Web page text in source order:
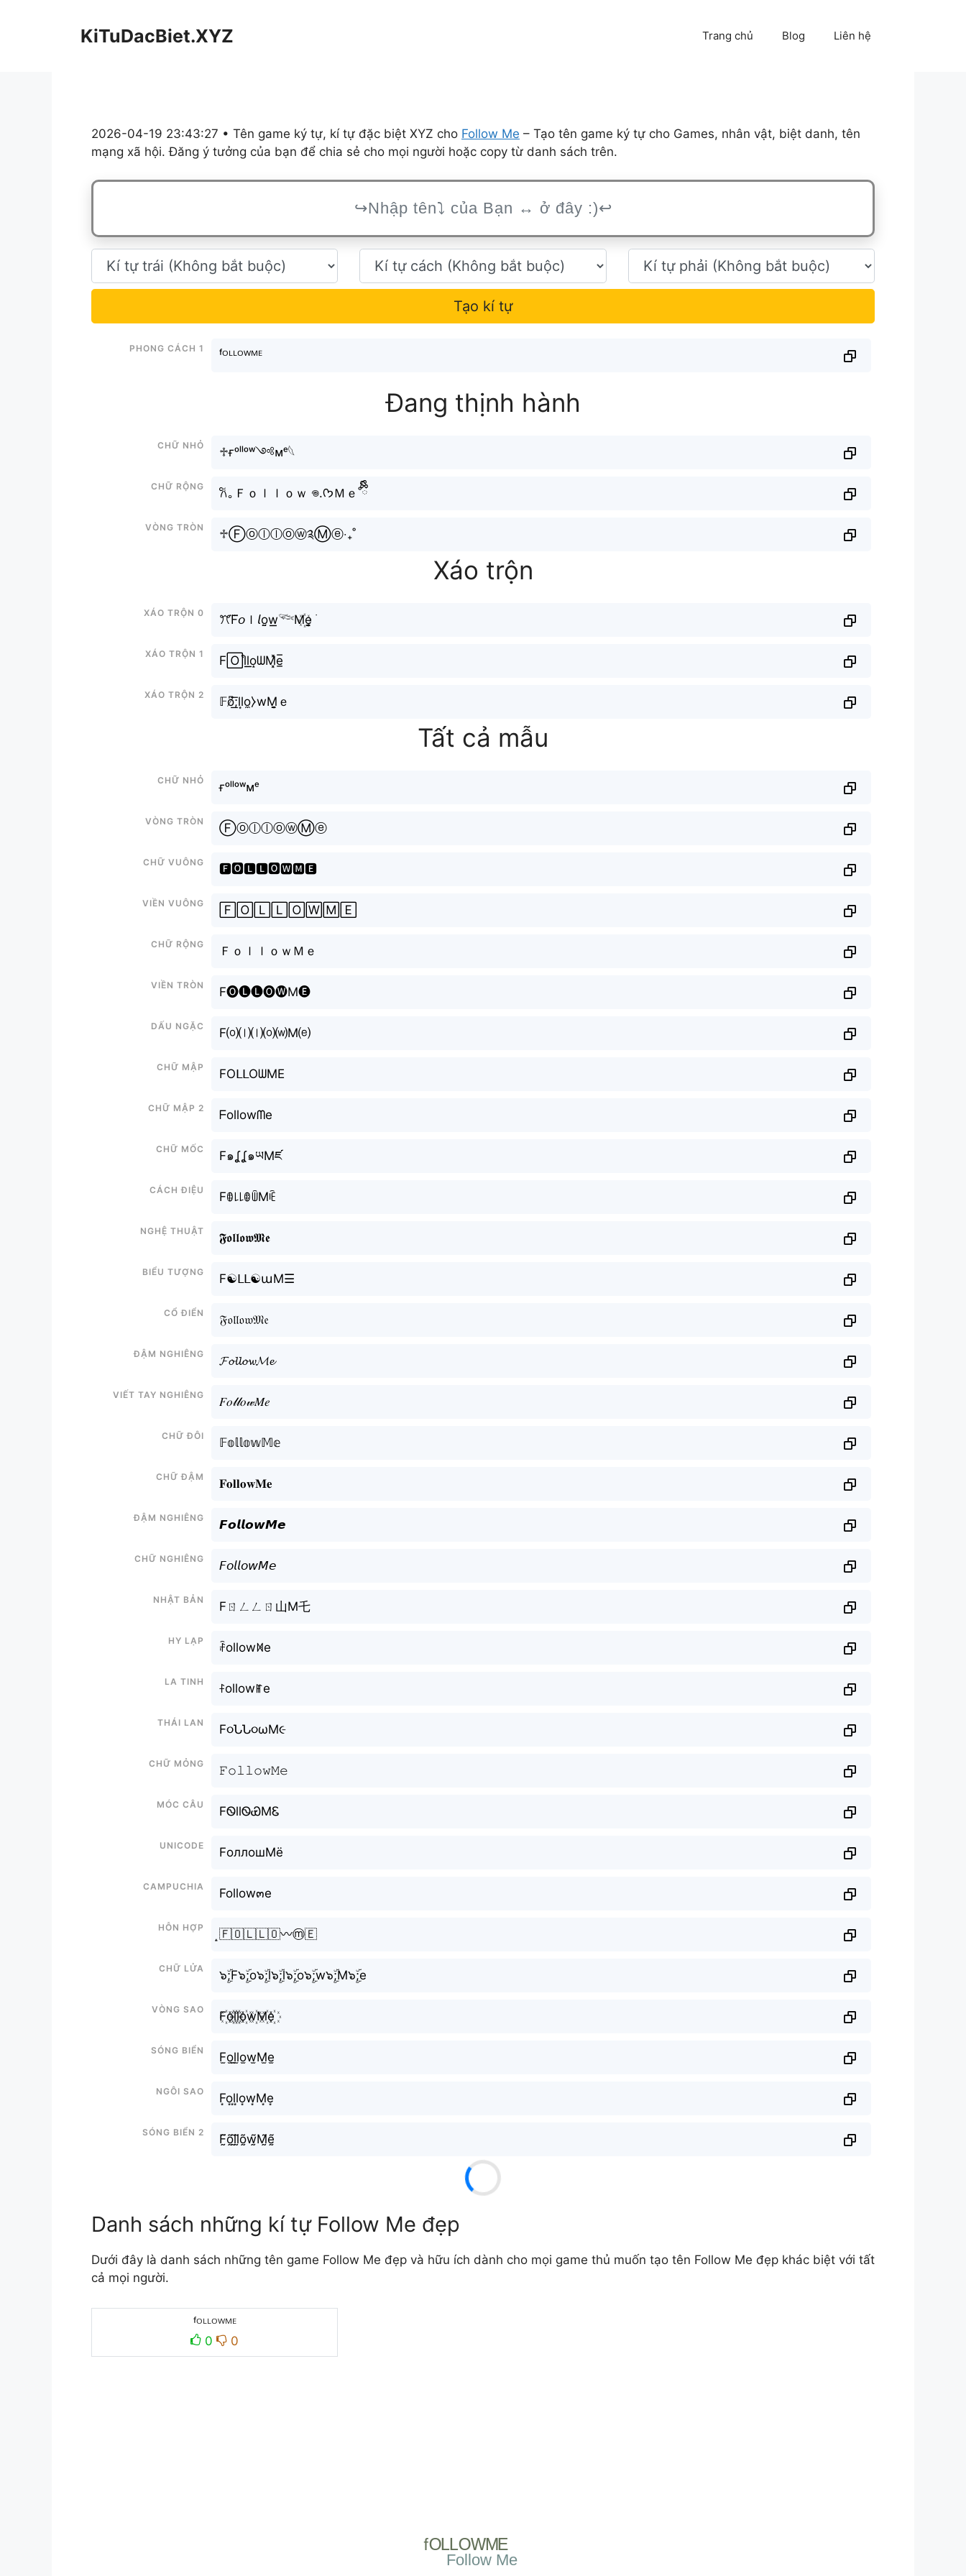
KiTuDacBiet.XYZ Trang chủ Blog Liên hệ
2026-04-19 23:43:27 • Tên game ký tự, kí tự đặc biệt XYZ cho Follow Me – Tạo tên game ký tự cho Games, nhân vật, biệt danh, tên
mạng xã hội. Đăng ý tưởng của bạn để chia sẻ cho mọi người hoặc copy từ danh sách trên.
Tạo kí tự
Phong cách 1
ᶠᴼᴸᴸᴼᵂᴹᴱ
Đang thịnh hành
Chữ nhỏ
♱ғᵒˡˡᵒʷ༺ᴍᵉ𓆩
Chữ rộng
𐙚｡Ｆｏｌｌｏｗ 𖦹.ᡣ𐭩Ｍｅ˚ྀིྀི
Vòng tròn
♱Ⓕⓞⓛⓛⓞⓦ༉Ⓜⓔ‧₊˚
Xáo trộn
Xáo trộn 0
ꔫF⃜𝘰ｌ𝘭o̤̮w͟͟𓆝M꙰e̬̤̯ ࣪
Xáo trộn 1
F🄾l͒l͟͟o̝ᗯM͓̽e̲̅
Xáo trộn 2
𝔽o̸͆͟͞;ll͙o̼⧽wM̬̤̯ｅ
Tất cả mẫu
Chữ nhỏ
ғᵒˡˡᵒʷᴍᵉ
Vòng tròn
ⒻⓞⓛⓛⓞⓦⓂⓔ
Chữ vuông
🅵🅾🅻🅻🅾🆆🅼🅴
Viền vuông
🄵🄾🄻🄻🄾🅆🄼🄴
Chữ rộng
ＦｏｌｌｏｗＭｅ
Viền tròn
F🅞🅛🅛🅞🅦M🅔
Dấu ngặc
F⒪⒧⒧⒪⒲M⒠
Chữ mập
FOᒪᒪOᗯME
Chữ mập 2
ᖴollowᗰe
Chữ mốc
F๑ʆʆ๑ཡMཛ
Cách điệu
Fꂦ꒒꒒ꂦꅏMꍟ
Nghệ thuật
𝕱𝖔𝖑𝖑𝖔𝖜𝕸𝖊
Biểu tượng
F☯ᒪᒪ☯աM☰
Cổ điển
𝔉𝔬𝔩𝔩𝔬𝔴𝔐𝔢
Đậm nghiêng
𝓕𝓸𝓵𝓵𝓸𝔀𝓜𝓮
Viết tay nghiêng
𝐹𝑜𝓁𝓁𝑜𝓌𝑀𝑒
Chữ đôi
𝔽𝕠𝕝𝕝𝕠𝕨𝕄𝕖
Chữ đậm
𝐅𝐨𝐥𝐥𝐨𝐰𝐌𝐞
Đậm nghiêng
𝙁𝙤𝙡𝙡𝙤𝙬𝙈𝙚
Chữ nghiêng
𝘍𝘰𝘭𝘭𝘰𝘸𝘔𝘦
Nhật bản
Fㄖㄥㄥㄖ山M乇
Hy lạp
ꄘollowꁒe
La tinh
ꊰollowꂵe
Thái lan
F૦ՆՆ૦ωM૯
Chữ mỏng
𝙵𝚘𝚕𝚕𝚘𝚠𝙼𝚎
Móc câu
FᏫllᏫᏯMᏋ
Unicode
FоллошМё
Campuchia
Follow๓e
Hỗn hợp
̝🇫🇴🇱🇱🇴〰️ⓜ️🇪
Chữ Lửa
๖ۣۜ;F๖ۣۜ;o๖ۣۜ;l๖ۣۜ;l๖ۣۜ;o๖ۣۜ;w๖ۣۜ;M๖ۣۜ;e
Vòng sao
F꙰o꙰l꙰l꙰o꙰w꙰M꙰e꙰
Sóng biển
F̫o̫l̫l̫o̫w̫M̫e̫
Ngôi sao
F͙o͙l͙l͙o͙w͙M͙e͙
Sóng biển 2
F̰̃õ̰l̰̃l̰̃õ̰w̰̃M̰̃ḛ̃
Danh sách những kí tự Follow Me đẹp
Dưới đây là danh sách những tên game Follow Me đẹp và hữu ích dành cho mọi game thủ muốn tạo tên Follow Me đẹp khác biệt với tất
cả mọi người.
ᶠᴼᴸᴸᴼᵂᴹᴱ
0
0